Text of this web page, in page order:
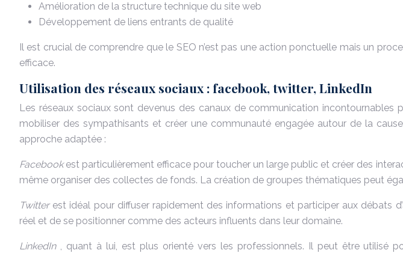
Amélioration de la structure technique du site web
Développement de liens entrants de qualité
Il est crucial de comprendre que le SEO n’est pas une action ponctuelle mais un
efficace.
Utilisation des réseaux sociaux : facebook, twitter, LinkedIn
Les réseaux sociaux sont devenus des canaux de communication
mobiliser des sympathisants et créer une communauté engagée autour de la
approche adaptée :
Facebookest particulièrement efficace pour toucher un large public et créer des
même organiser des collectes de fonds. La création de groupes thématiques peut
Twitter est idéal pour diffuser rapidement des informations et participer aux débats
réel et de se positionner comme des acteurs influents dans leur domaine.
LinkedIn , quant à lui, est plus orienté vers les professionnels. Il peut être utilisé